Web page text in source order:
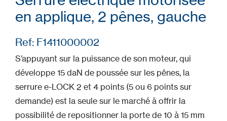
en applique, 2 pênes, gauche
Ref: F1411000002
S’appuyant sur la puissance de son moteur, qui
développe 15 daN de poussée sur les pênes, la
serrure e-LOCK 2 et 4 points (5 ou 6 points sur
demande) est la seule sur le marché à offrir la
possibilité de repositionner la porte de 10 à 15 mm